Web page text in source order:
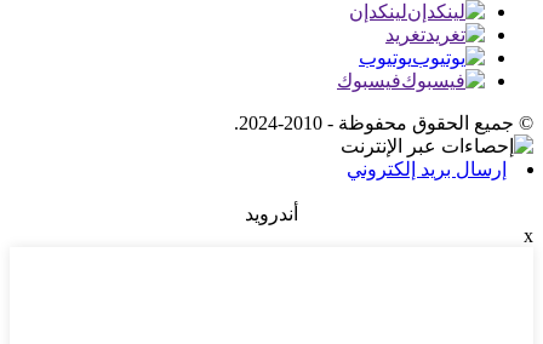
لينكدإن
تغريد
يوتيوب
فيسبوك
© جميع الحقوق محفوظة - 2010-2024.
إرسال بريد إلكتروني
أندرويد
x